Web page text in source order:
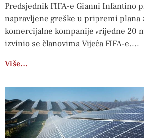
Predsjednik FIFA-e Gianni Infantino
napravljene greške u pripremi plana
komercijalne kompanije vrijedne 20
izvinio se članovima Vijeća FIFA-e.
Više…